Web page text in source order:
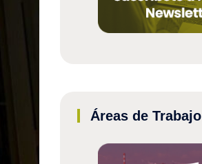
Áreas de Trabajo